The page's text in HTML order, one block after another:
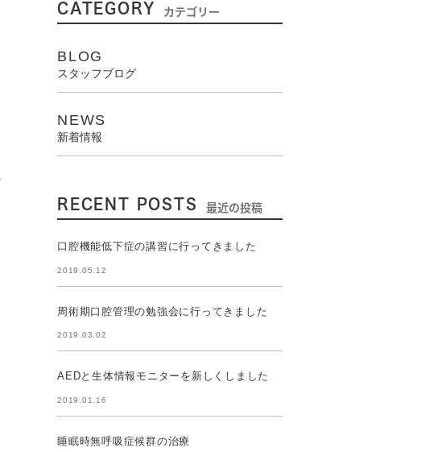
CATEGORY カテゴリー
BLOG
スタッフブログ
NEWS
新着情報
RECENT POSTS 最近の投稿
口腔機能低下症の講習に行ってきました
2019.05.12
周術期口腔管理の勉強会に行ってきました
2019.03.02
AEDと生体情報モニターを新しくしました
2019.01.16
睡眠時無呼吸症候群の治療